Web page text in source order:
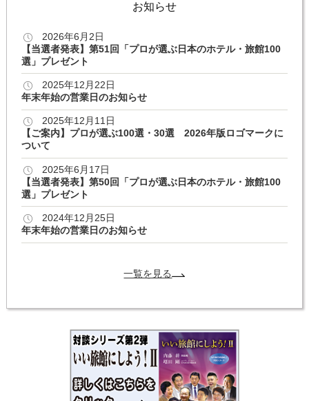
お知らせ
2026年6月2日
【当選者発表】第51回「プロが選ぶ日本のホテル・旅館100
選」プレゼント
2025年12月22日
年末年始の営業日のお知らせ
2025年12月11日
【ご案内】プロが選ぶ100選・30選 2026年版ロゴマークに
ついて
2025年6月17日
【当選者発表】第50回「プロが選ぶ日本のホテル・旅館100
選」プレゼント
2024年12月25日
年末年始の営業日のお知らせ
一覧を見る